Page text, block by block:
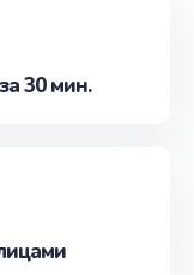
на
30 мин.